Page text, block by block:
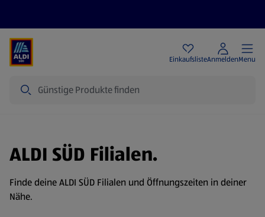
EinkaufslisteAnmeldenMenu
ALDI SÜD Filialen.
Finde deine ALDI SÜD Filialen und Öffnungszeiten in deiner
Nähe.